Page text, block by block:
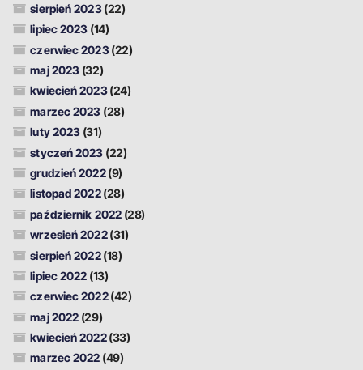
sierpień 2023(22)
lipiec 2023 (14)
czerwiec 2023(22)
maj 2023 (32)
kwiecień 2023(24)
marzec 2023 (28)
luty 2023 (31)
styczeń 2023 (22)
grudzień 2022(9)
listopad 2022(28)
październik 2022(28)
wrzesień 2022(31)
sierpień 2022(18)
lipiec 2022 (13)
czerwiec 2022(42)
maj 2022 (29)
kwiecień 2022(33)
marzec 2022 (49)